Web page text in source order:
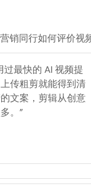
销同行如何评价视
过最快的 AI 视频提
传粗剪就能得到清
文案，剪辑从创意
。 ”